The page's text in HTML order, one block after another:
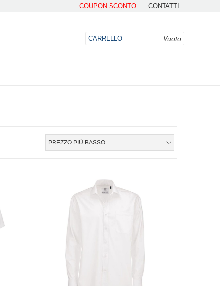
COUPON SCONTO CONTATTI
CARRELLO Vuoto
PREZZO PIÙ BASSO